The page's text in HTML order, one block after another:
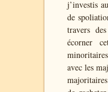
j’investis
de
travers
écorner
avec les